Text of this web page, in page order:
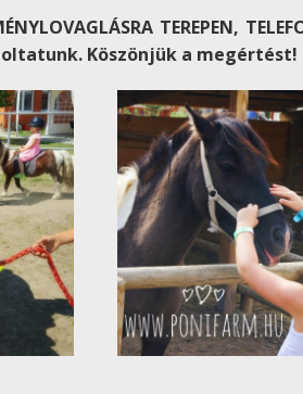
TEREPEN,
Köszönjük a megértést!